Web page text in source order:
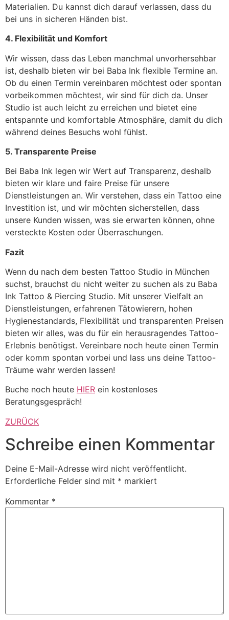
Materialien. Du kannst dich darauf verlassen, dass du
bei uns in sicheren Händen bist.
4. Flexibilität und Komfort
Wir wissen, dass das Leben manchmal unvorhersehbar
ist, deshalb bieten wir bei Baba Ink flexible Termine an.
Ob du einen Termin vereinbaren möchtest oder spontan
vorbeikommen möchtest, wir sind für dich da. Unser
Studio ist auch leicht zu erreichen und bietet eine
entspannte und komfortable Atmosphäre, damit du dich
während deines Besuchs wohl fühlst.
5. Transparente Preise
Bei Baba Ink legen wir Wert auf Transparenz, deshalb
bieten wir klare und faire Preise für unsere
Dienstleistungen an. Wir verstehen, dass ein Tattoo eine
Investition ist, und wir möchten sicherstellen, dass
unsere Kunden wissen, was sie erwarten können, ohne
versteckte Kosten oder Überraschungen.
Fazit
Wenn du nach dem besten Tattoo Studio in München
suchst, brauchst du nicht weiter zu suchen als zu Baba
Ink Tattoo & Piercing Studio. Mit unserer Vielfalt an
Dienstleistungen, erfahrenen Tätowierern, hohen
Hygienestandards, Flexibilität und transparenten Preisen
bieten wir alles, was du für ein herausragendes Tattoo-
Erlebnis benötigst. Vereinbare noch heute einen Termin
oder komm spontan vorbei und lass uns deine Tattoo-
Träume wahr werden lassen!
Buche noch heute HIER ein kostenloses
Beratungsgespräch!
ZURÜCK
Schreibe einen Kommentar
Deine E-Mail-Adresse wird nicht veröffentlicht.
Erforderliche Felder sind mit * markiert
Kommentar *